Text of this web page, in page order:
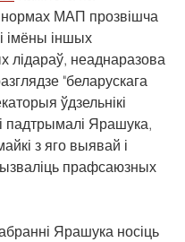
нормах МАП прозвішча
імёны іншых
лідараў, неаднаразова
"беларускага
ўдзельнікі
падтрымалі Ярашука,
з яго выявай і
прафсаюзных
Ярашука носіць